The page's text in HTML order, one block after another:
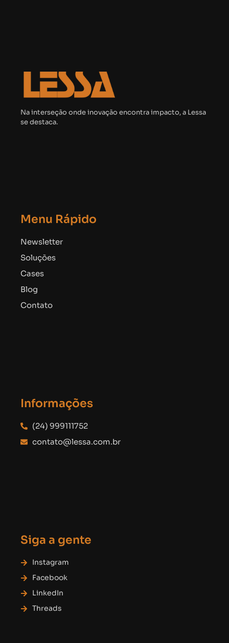
Na interseção onde inovação encontra impacto, a Lessa
se destaca.
Menu Rápido
Newsletter
Soluções
Cases
Blog
Contato
Informações
(24) 999111752
contato@lessa.com.br
Siga a gente
Instagram
Facebook
LinkedIn
Threads